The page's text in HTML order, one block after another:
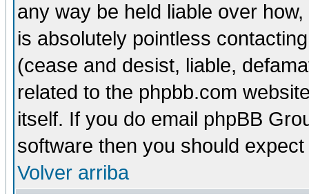
any way be held liable over
is absolutely pointless
(cease and desist, liable,
related to the phpbb.com
itself. If you do email phpBB
software then you should
Volver arriba